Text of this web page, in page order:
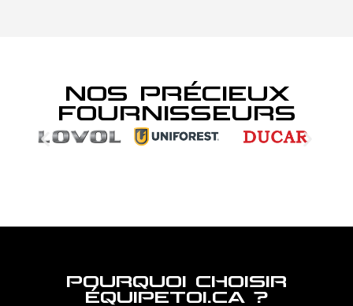
NOS PRÉCIEUX
FOURNISSEURS
POURQUOI CHOISIR
ÉQUIPETOI.CA ?